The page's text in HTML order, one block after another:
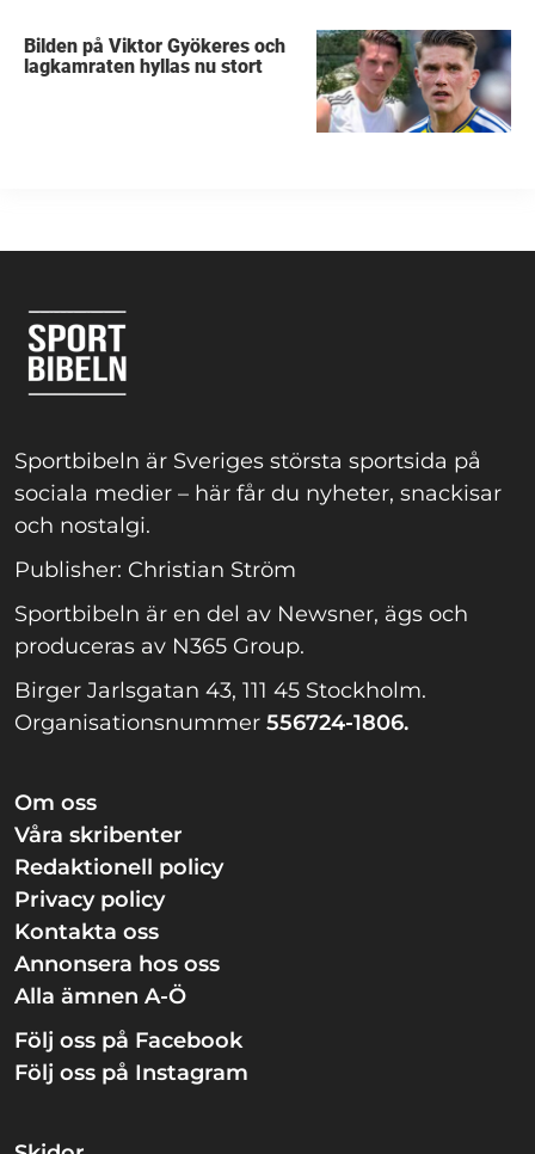
Bilden på Viktor Gyökeres och
lagkamraten hyllas nu stort
Sportbibeln är Sveriges största sportsida på
sociala medier – här får du nyheter, snackisar
och nostalgi.
Publisher: Christian Ström
Sportbibeln är en del av Newsner, ägs och
produceras av N365 Group.
Birger Jarlsgatan 43, 111 45 Stockholm.
Organisationsnummer 556724-1806.
Om oss
Våra skribenter
Redaktionell policy
Privacy policy
Kontakta oss
Annonsera hos oss
Alla ämnen A-Ö
Följ oss på Facebook
Följ oss på Instagram